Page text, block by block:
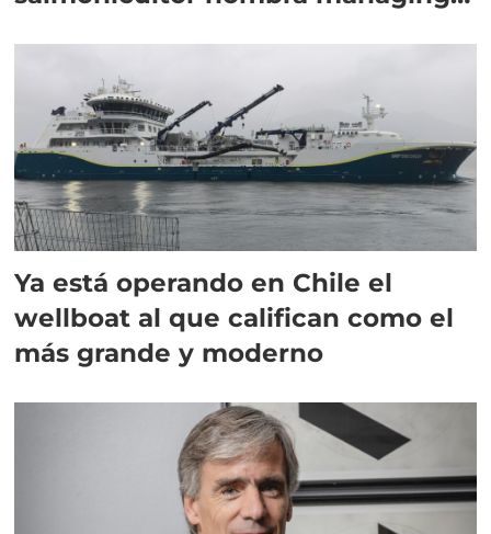
Ya está operando en Chile el
wellboat al que califican como el
más grande y moderno